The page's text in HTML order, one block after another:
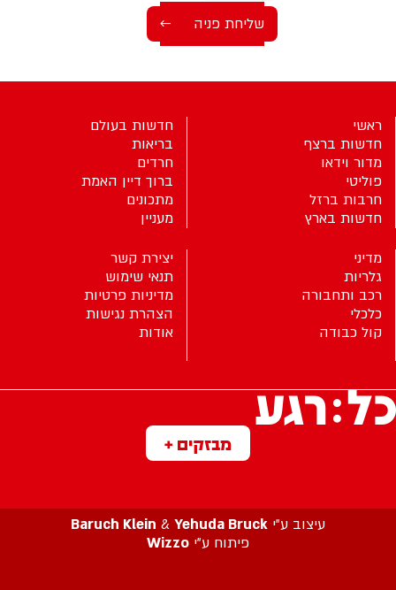
מבזקים +
ראשי
חדשות ברצף
מדור וידאו
פוליטי
חרבות ברזל
חדשות בארץ
חדשות בעולם
בריאות
חרדים
ברוך דיין האמת
מתכונים
מעניין
מדיני
גלריות
רכב ותחבורה
כלכלי
קול כבודה
יצירת קשר
תנאי שימוש
מדיניות פרטיות
הצהרת נגישות
אודות
עיצוב ע”י Baruch Klein & Yehuda Bruck
פיתוח ע”י Wizzo